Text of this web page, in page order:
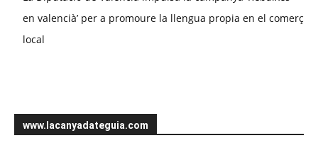
en valencià’ per a promoure la llengua propia en el comerç
local
www.lacanyadateguia.com